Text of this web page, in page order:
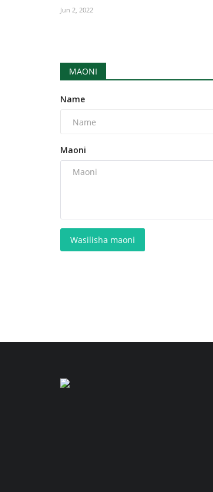
Jun 2, 2022
MAONI
Name
Maoni
Wasilisha maoni